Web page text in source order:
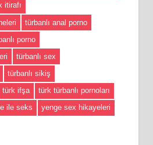
itirafı
türbanlı anal porno
porno
türbanlı sex
türbanlı sikiş
türk ifşa
türk türbanlı pornoları
ile seks
yenge sex hikayeleri